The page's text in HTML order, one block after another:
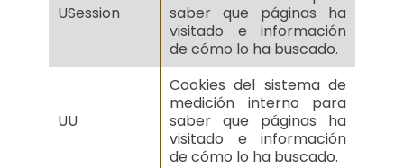
USession
saber que páginas ha
visitado e información
de cómo lo ha buscado.
UU
Cookies del sistema de
medición interno para
saber que páginas ha
visitado e información
de cómo lo ha buscado.